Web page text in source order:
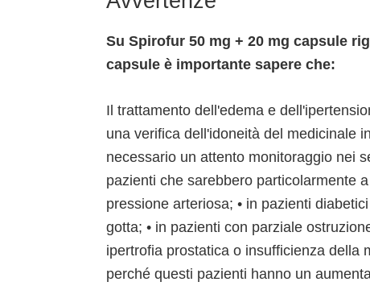
Su Spirofur 50 mg + 20 mg capsule
capsule è importante sapere che:
Il trattamento dell'edema e
una verifica dell'idoneità del medicinale
necessario un attento monitoraggio nei
pazienti che sarebbero particolarmente
pressione arteriosa; • in pazienti
gotta; • in pazienti con parziale
ipertrofia prostatica o insufficienza della
perché questi pazienti hanno un